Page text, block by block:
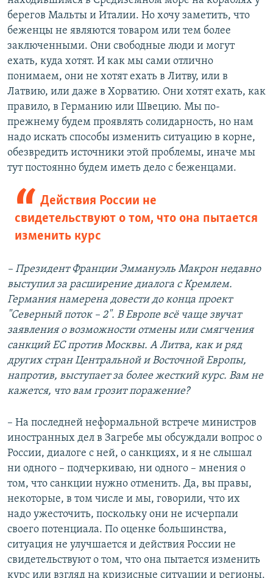
берегов Мальты и Италии. Но хочу заметить, что
беженцы не являются товаром или тем более
заключенными. Они свободные люди и могут
ехать, куда хотят. И как мы сами отлично
понимаем, они не хотят ехать в Литву, или в
Латвию, или даже в Хорватию. Они хотят ехать, как
правило, в Германию или Швецию. Мы по-
прежнему будем проявлять солидарность, но нам
надо искать способы изменить ситуацию в корне,
обезвредить источники этой проблемы, иначе мы
тут постоянно будем иметь дело с беженцами.
Действия России не
свидетельствуют о том, что она пытается
изменить курс
– Президент Франции Эммануэль Макрон недавно
выступил за расширение диалога с Кремлем.
Германия намерена довести до конца проект
"Северный поток – 2". В Европе всё чаще звучат
заявления о возможности отмены или смягчения
санкций ЕС против Москвы. А Литва, как и ряд
других стран Центральной и Восточной Европы,
напротив, выступает за более жесткий курс. Вам не
кажется, что вам грозит поражение?
– На последней неформальной встрече министров
иностранных дел в Загребе мы обсуждали вопрос о
России, диалоге с ней, о санкциях, и я не слышал
ни одного – подчеркиваю, ни одного – мнения о
том, что санкции нужно отменить. Да, вы правы,
некоторые, в том числе и мы, говорили, что их
надо ужесточить, поскольку они не исчерпали
своего потенциала. По оценке большинства,
ситуация не улучшается и действия России не
свидетельствуют о том, что она пытается изменить
курс или взгляд на кризисные ситуации и регионы.